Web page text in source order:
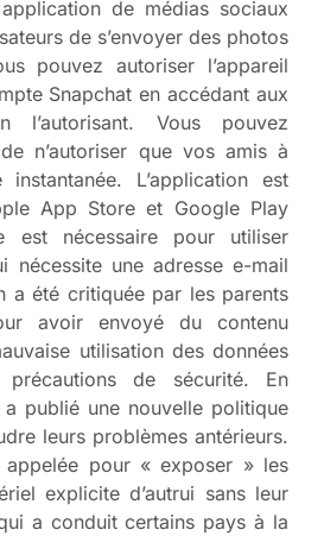
de médias sociaux
de s’envoyer des photos
pouvez autoriser l’appareil
Snapchat en accédant aux
l’autorisant. Vous pouvez
n’autoriser que vos amis à
L’application est
App Store et Google Play
est nécessaire pour utiliser
nécessite une adresse e-mail
a été critiquée par les parents
avoir envoyé du contenu
utilisation des données
de sécurité. En
a publié une nouvelle politique
leurs problèmes antérieurs.
appelée pour « exposer » les
explicite d’autrui sans leur
a conduit certains pays à la